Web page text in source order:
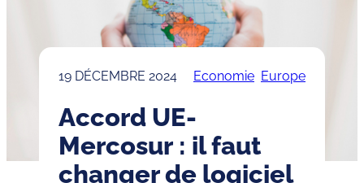
19 DÉCEMBRE 2024 Economie Europe
Accord UE-
Mercosur : il faut
changer de logiciel